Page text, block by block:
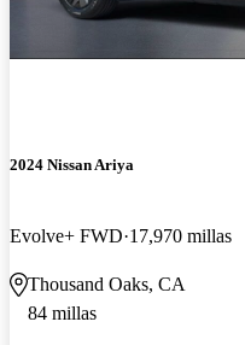
2024 Nissan Ariya
Evolve+ FWD 17,970 millas
Thousand Oaks, CA
84 millas